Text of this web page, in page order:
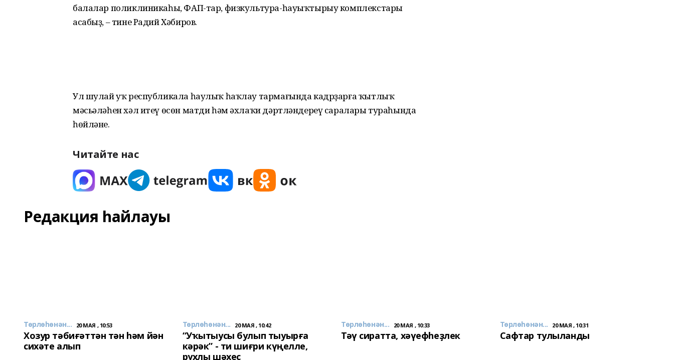
балалар поликлиникаһы, ФАП-тар, физкультура-һауыҡтырыу комплекстары
асабыҙ, – тине Радий Хәбиров.
Ул шулай уҡ республикала һаулыҡ һаҡлау тармағында кадрҙарға ҡытлыҡ
мәсьәләһен хәл итеү өсөн матди һәм әхлаҡи дәртләндереү саралары тураһында
һөйләне.
Читайте нас
Редакция һайлауы
Төрлөһөнән... 20 МАЯ , 10:53
Хозур тәбиғәттән тән һәм йән
сихәте алып
Төрлөһөнән... 20 МАЯ , 10:42
“Уҡытыусы булып тыуырға
кәрәк” - ти шиғри күңелле,
рухлы шәхес
Төрлөһөнән... 20 МАЯ , 10:33
Тәү сиратта, хәүефһеҙлек
Төрлөһөнән... 20 МАЯ , 10:31
Сафтар тулыланды